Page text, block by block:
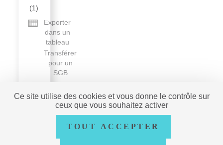
(1)
Exporter
dans un
tableau
Transférer
pour un
SGB
Ce site utilise des cookies et vous donne le contrôle sur
ceux que vous souhaitez activer
TOUT ACCEPTER